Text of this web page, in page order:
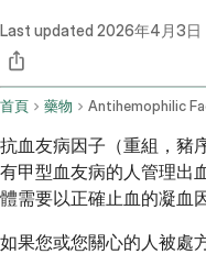
Last updated 2026年4月3日
首頁 藥物
抗血友病因子（重組，豬
有甲型血友病的人管理出
體需要以正確止血的凝血
如果您或您關心的人被處